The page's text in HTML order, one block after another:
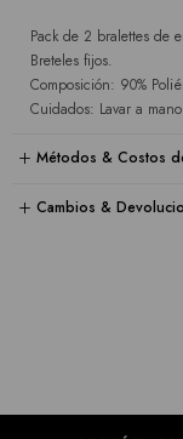
Pack de 2 bralettes de
Breteles fijos.
Composición: 90%
Cuidados: Lavar a
Métodos & Costos
Cambios &